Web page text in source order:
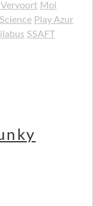
Moi
Play Azur
SSAFT